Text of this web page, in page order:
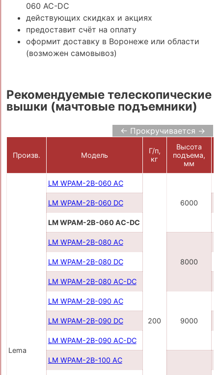
060 AC-DC
действующих скидках и акциях
предоставит счёт на оплату
оформит доставку в Воронеже или области
(возможен самовывоз)
Рекомендуемые телескопические
вышки (мачтовые подъемники)
← Прокручивается →
Произв. Модель
Г/п,
кг
Высота
подъема,
мм
Lema
LM WPAM-2B-060 AC
200
6000
LM WPAM-2B-060 DC
LM WPAM-2B-060 AC-DC
LM WPAM-2В-080 AC
8000
LM WPAM-2B-080 DC
LM WPAM-2B-080 AC-DC
LM WPAM-2В-090 AC
9000
LM WPAM-2B-090 DC
LM WPAM-2B-090 AC-DC
LM WPAM-2B-100 AC